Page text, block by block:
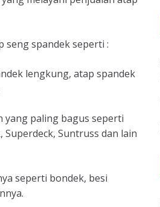
seng spandek seperti :
lengkung, atap spandek
yang paling bagus seperti
Superdeck, Suntruss dan lain
seperti bondek, besi